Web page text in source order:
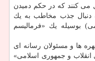
می كنند كه در حكم دمیدن
دنبال جذب مخاطب به یك
بوسیله یك «فرمالیسم
ها و مسئولان رسانه ای
انقلاب و جمهوری اسلامی»